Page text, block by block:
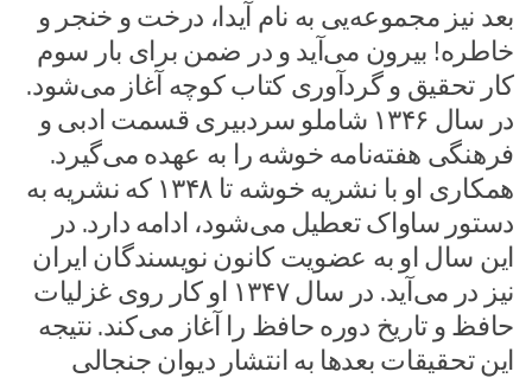
بعد نیز مجموعه‌یی به نام آیدا، درخت و خنجر و
خاطره! بیرون می‌آید و در ضمن برای بار سوم
کار تحقیق و گردآوری کتاب کوچه آغاز می‌شود.
در سال ۱۳۴۶ شاملو سردبیری قسمت ادبی و
فرهنگی هفته‌نامه خوشه را به عهده می‌گیرد.
همکاری او با نشریه خوشه تا ۱۳۴۸ که نشریه به
دستور ساواک تعطیل می‌شود، ادامه دارد. در
این سال او به عضویت کانون نویسندگان ایران
نیز در می‌آید. در سال ۱۳۴۷ او کار روی غزلیات
حافظ و تاریخ دوره حافظ را آغاز می‌کند. نتیجه
این تحقیقات بعدها به انتشار دیوان جنجالی